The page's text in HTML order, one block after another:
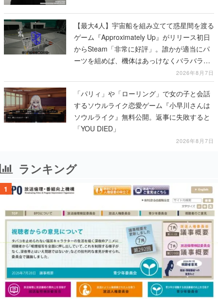
【最大4人】宇宙船を組み立てて惑星間を渡る
ゲーム『Approximately Up』がリリース初日
からSteam「非常に好評」。誰かが適当にパ
ーツを組めば、機体はあっけなくバラバラに
2026年8月7日
「パリィ」や「ローリング」で女の子と会話
するソウルライク恋愛ゲーム『小早川さんは
ソウルライク』無料公開。返事に失敗すると
「YOU DIED」
2026年8月7日
ランキング
1